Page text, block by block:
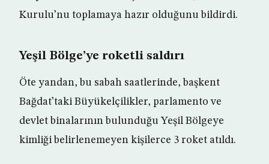
Kurulu’nu toplamaya hazır olduğunu bildirdi.
Yeşil Bölge’ye roketli saldırı
Öte yandan, bu sabah saatlerinde, başkent
Bağdat’taki Büyükelçilikler, parlamento ve
devlet binalarının bulunduğu Yeşil Bölgeye
kimliği belirlenemeyen kişilerce 3 roket atıldı.